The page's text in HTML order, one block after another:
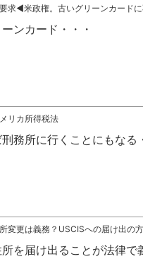
求◀米政権。古いグリーンカード
ンカード
リカ所得税法
務所に行くことにもなる
変更は義務？USCISへの届け出の
所を届け出ることが法律で